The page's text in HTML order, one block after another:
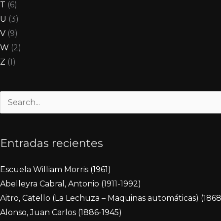
T (6)
U (3)
V (9)
W (2)
Z (1)
Buscar
Entradas recientes
Escuela William Morris (1961)
Abelleyra Cabral, Antonio (1911-1992)
Aitro, Catello (La Lechuza – Maquinas automáticas)
Alonso, Juan Carlos (1886-1945)